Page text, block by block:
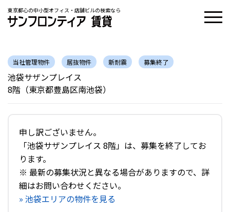
東京都心の中小型オフィス・店舗ビルの検索なら
当社管理物件 居抜物件 新耐震 募集終了
池袋サザンプレイス
8階（東京都豊島区南池袋）
申し訳ございません。
「池袋サザンプレイス 8階」は、募集を終了してお
ります。
※ 最新の募集状況と異なる場合がありますので、詳
細はお問い合わせください。
» 池袋エリアの物件を見る